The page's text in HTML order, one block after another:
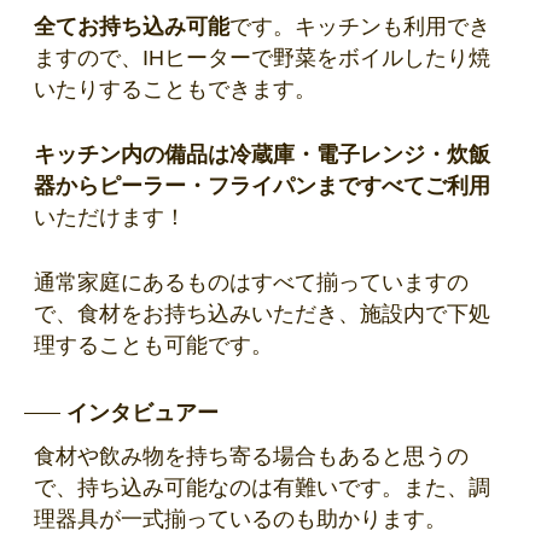
全てお持ち込み可能です。キッチンも利用でき
ますので、IHヒーターで野菜をボイルしたり焼
いたりすることもできます。
キッチン内の備品は冷蔵庫・電子レンジ・炊飯
器からピーラー・フライパンまですべてご利用
いただけます！
通常家庭にあるものはすべて揃っていますの
で、食材をお持ち込みいただき、施設内で下処
理することも可能です。
インタビュアー
食材や飲み物を持ち寄る場合もあると思うの
で、持ち込み可能なのは有難いです。また、調
理器具が一式揃っているのも助かります。